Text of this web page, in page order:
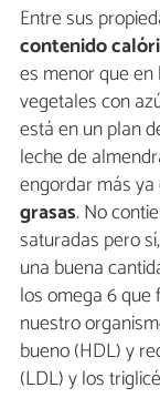
Entre sus
contenido
es menor que
vegetales con
está en un plan
leche de
engordar más
grasas. No
saturadas pero
una buena
los omega 6
nuestro
bueno (HDL) y
(LDL) y los